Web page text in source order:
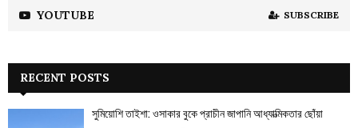
YOUTUBE SUBSCRIBE
RECENT POSTS
সুমিয়োশি তাইশা: ওসাকার বুকে প্রাচীন জাপানি আধ্যাত্মিকতার ছোঁয়া